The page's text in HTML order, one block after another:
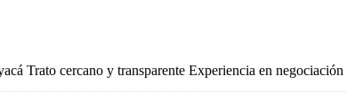
Trato cercano y transparente Experiencia en